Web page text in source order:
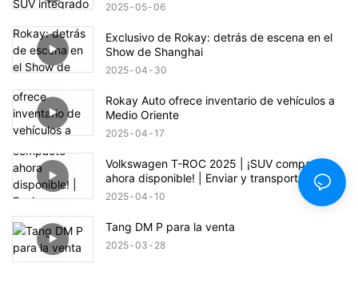
2025 05 06
Exclusivo de Rokay: detrás de escena en el
Show de Shanghai
2025 04 30
Rokay Auto ofrece inventario de vehículos a
Medio Oriente
2025 04 17
Volkswagen T-ROC 2025 | ¡SUV compacto
ahora disponible! | Enviar y transportar al
puerto Jiebei Ali
2025 04 10
Tang DM P para la venta
2025 03 28